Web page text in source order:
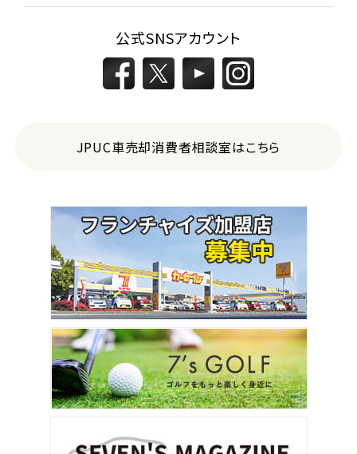
公式SNSアカウント
JPUC車売却消費者相談室はこちら